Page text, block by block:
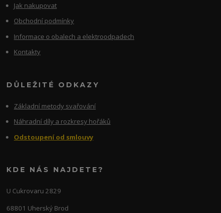
Jak nakupovat
Obchodní podmínky
Informace o obalech a elektroodpadech
Kontakty
DŮLEŽITÉ ODKAZY
Základní metody svařování
Náhradní díly a rozkresy hořáků
Odstoupení od smlouvy
KDE NÁS NAJDETE?
U Cukrovaru 2829
68801 Uherský Brod